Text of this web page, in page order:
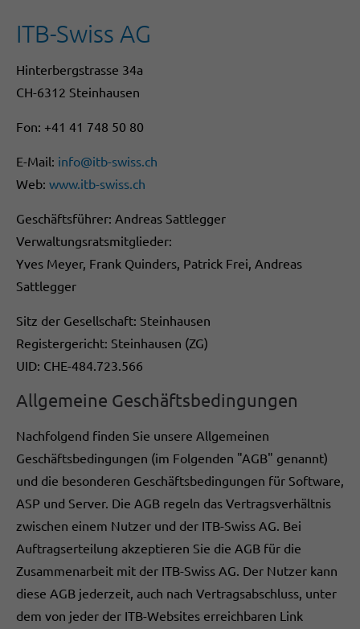
ITB-Swiss AG
Hinterbergstrasse 34a
CH-6312 Steinhausen
Fon: +41 41 748 50 80
E-Mail: info@itb-swiss.ch
Web: www.itb-swiss.ch
Geschäftsführer: Andreas Sattlegger
Verwaltungsratsmitglieder:
Yves Meyer, Frank Quinders, Patrick Frei, Andreas
Sattlegger
Sitz der Gesellschaft: Steinhausen
Registergericht: Steinhausen (ZG)
UID: CHE-484.723.566
Allgemeine Geschäftsbedingungen
Nachfolgend finden Sie unsere Allgemeinen
Geschäftsbedingungen (im Folgenden "AGB" genannt)
und die besonderen Geschäftsbedingungen für Software,
ASP und Server. Die AGB regeln das Vertragsverhältnis
zwischen einem Nutzer und der ITB-Swiss AG. Bei
Auftragserteilung akzeptieren Sie die AGB für die
Zusammenarbeit mit der ITB-Swiss AG. Der Nutzer kann
diese AGB jederzeit, auch nach Vertragsabschluss, unter
dem von jeder der ITB-Websites erreichbaren Link